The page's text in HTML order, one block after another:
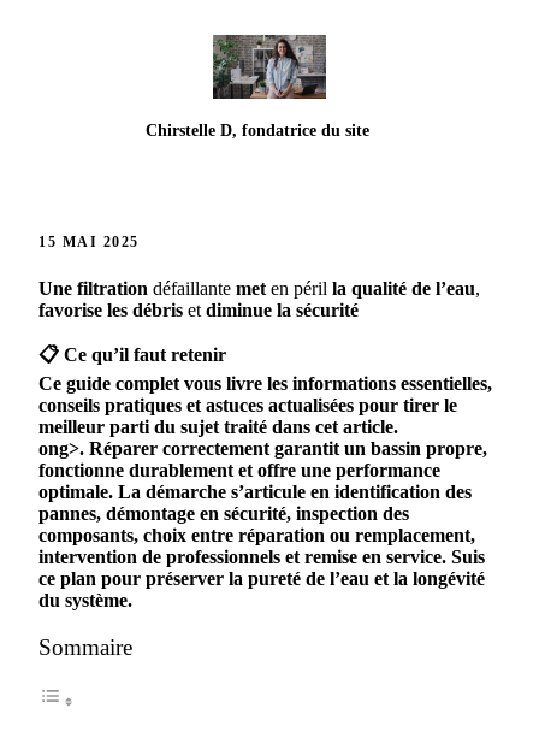
Chirstelle D, fondatrice du site
15 MAI 2025
Une filtration défaillante met en péril la qualité de l’eau,
favorise les débris et diminue la sécurité
📋 Ce qu’il faut retenir
Ce guide complet vous livre les informations essentielles,
conseils pratiques et astuces actualisées pour tirer le
meilleur parti du sujet traité dans cet article.
ong>. Réparer correctement garantit un bassin propre,
fonctionne durablement et offre une performance
optimale. La démarche s’articule en identification des
pannes, démontage en sécurité, inspection des
composants, choix entre réparation ou remplacement,
intervention de professionnels et remise en service. Suis
ce plan pour préserver la pureté de l’eau et la longévité
du système.
Sommaire